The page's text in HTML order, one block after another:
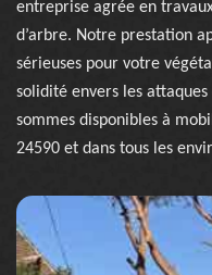
entreprise agrée en
d’arbre. Notre prestation
sérieuses pour votre
solidité envers les
sommes disponibles à
24590 et dans tous les